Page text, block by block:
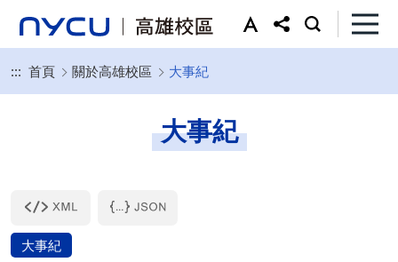
::: 首頁 關於高雄校區 大事紀
大事紀
大事紀